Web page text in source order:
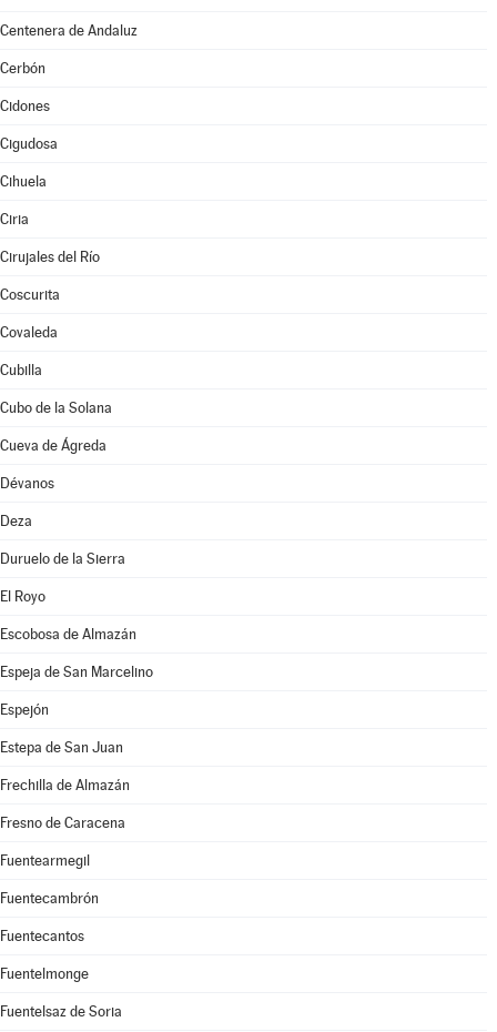
Centenera de Andaluz
Cerbón
Cidones
Cigudosa
Cihuela
Ciria
Cirujales del Río
Coscurita
Covaleda
Cubilla
Cubo de la Solana
Cueva de Ágreda
Dévanos
Deza
Duruelo de la Sierra
El Royo
Escobosa de Almazán
Espeja de San Marcelino
Espejón
Estepa de San Juan
Frechilla de Almazán
Fresno de Caracena
Fuentearmegil
Fuentecambrón
Fuentecantos
Fuentelmonge
Fuentelsaz de Soria